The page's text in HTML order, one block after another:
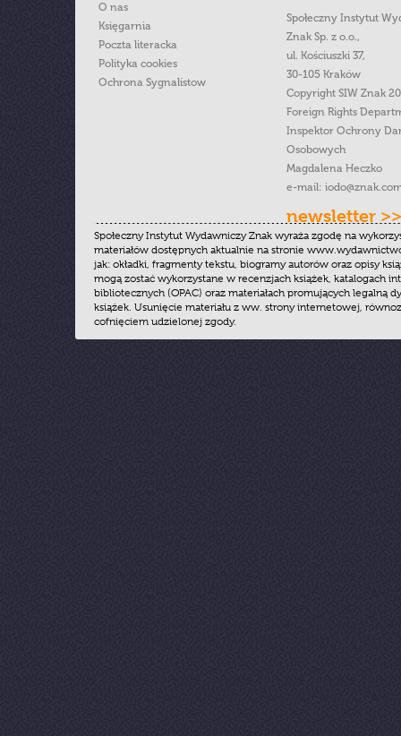
O nas
Księgarnia
Poczta literacka
Polityka cookies
Ochrona Sygnalistow
Społeczny Instytut
Znak Sp. z o.o.,
ul. Kościuszki 37,
30-105 Kraków
Copyright SIW Znak
Foreign Rights
Inspektor Ochrony
Osobowych
Magdalena Heczko
e-mail:
newsletter >>
Społeczny Instytut Wydawniczy Znak wyraża zgodę na
materiałów dostępnych aktualnie na stronie
jak: okładki, fragmenty tekstu, biogramy autorów oraz opisy
mogą zostać wykorzystane w recenzjach książek, katalogach
bibliotecznych (OPAC) oraz materiałach promujących legalną
książek. Usunięcie materiału z ww. strony internetowej,
cofnięciem udzielonej zgody.